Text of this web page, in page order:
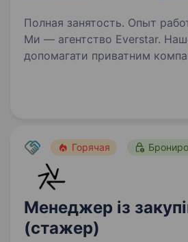
Полная занятость. Опыт
Ми — агентство Everstar.
допомагати приватним
та наближати нашу
Горячая
Менеджер із
(стажер)